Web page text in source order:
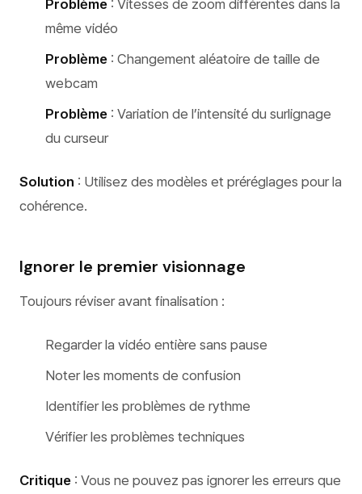
Problème : Vitesses de zoom différentes dans la
même vidéo
Problème : Changement aléatoire de taille de
webcam
Problème : Variation de l’intensité du surlignage
du curseur
Solution : Utilisez des modèles et préréglages pour la
cohérence.
Ignorer le premier visionnage
Toujours réviser avant finalisation :
Regarder la vidéo entière sans pause
Noter les moments de confusion
Identifier les problèmes de rythme
Vérifier les problèmes techniques
Critique : Vous ne pouvez pas ignorer les erreurs que